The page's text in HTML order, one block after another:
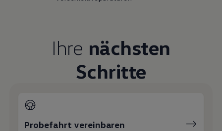
Ihre nächsten
Schritte
Probefahrt vereinbaren